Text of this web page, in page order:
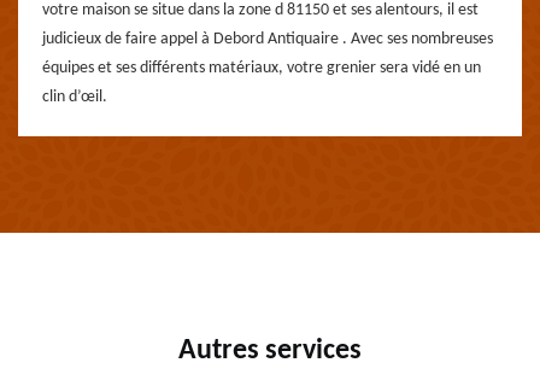
votre maison se situe dans la zone d 81150 et ses alentours, il est
judicieux de faire appel à Debord Antiquaire . Avec ses nombreuses
équipes et ses différents matériaux, votre grenier sera vidé en un
clin d’œil.
Autres services